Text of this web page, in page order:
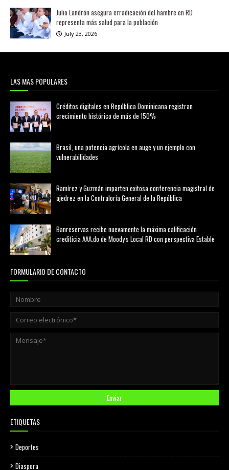
Julio Landrón asegura erradicación del hambre en RD
representa más salud para la población
July 23, 2026
LAS MAS POPULARES
Créditos digitales en República Dominicana registran
crecimiento histórico de más de 150%
Brasil, una potencia agrícola en auge y un ejemplo con
vulnerabilidades
Ramírez y Guzmán imparten exitosa conferencia magistral de
ajedrez en la Contraloría General de la República
Banreservas recibe nuevamente la máxima calificación
crediticia AAA.do de Moody's Local RD con perspectiva Estable
FORMULARIO DE CONTACTO
ETIQUETAS
Deportes
Diaspora